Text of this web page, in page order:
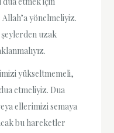
yönelmeliyiz.
uzak
yükseltmemeli,
etmeliyiz. Dua
ellerimizi semaya
bu hareketler